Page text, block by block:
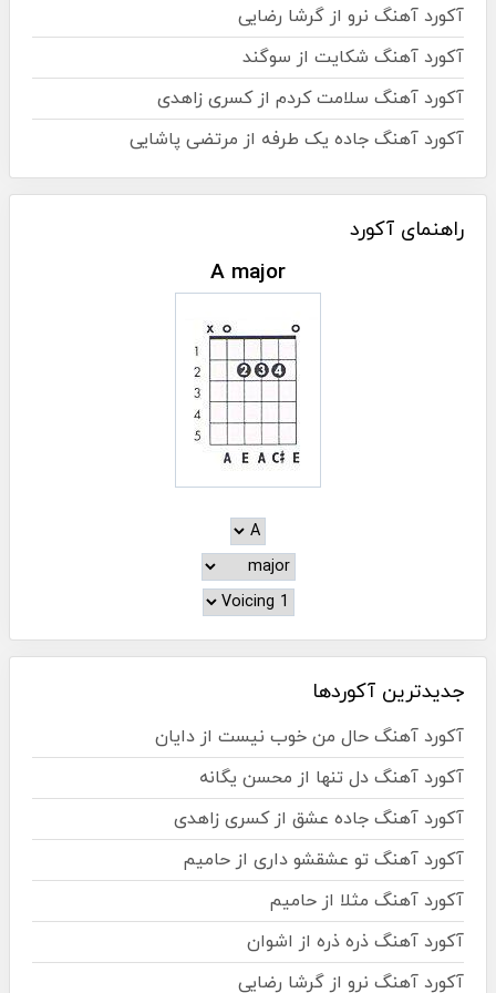
آکورد آهنگ نرو از گرشا رضایی
آکورد آهنگ شکایت از سوگند
آکورد آهنگ سلامت کردم از کسری زاهدی
آکورد آهنگ جاده یک طرفه از مرتضی پاشایی
راهنمای آکورد
A major
جدیدترین آکوردها
آکورد آهنگ حال من خوب نیست از دایان
آکورد آهنگ دل تنها از محسن یگانه
آکورد آهنگ جاده عشق از کسری زاهدی
آکورد آهنگ تو عشقشو داری از حامیم
آکورد آهنگ مثلا از حامیم
آکورد آهنگ ذره ذره از اشوان
آکورد آهنگ نرو از گرشا رضایی